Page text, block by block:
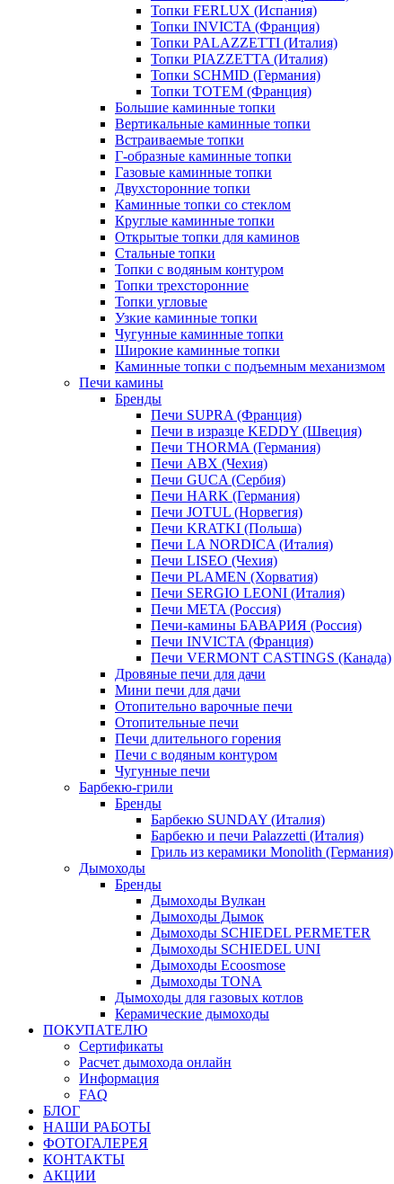
Топки FERLUX (Испания)
Топки INVICTA (Франция)
Топки PALAZZETTI (Италия)
Топки PIAZZETTA (Италия)
Топки SCHMID (Германия)
Топки TOTEM (Франция)
Большие каминные топки
Вертикальные каминные топки
Встраиваемые топки
Г-образные каминные топки
Газовые каминные топки
Двухсторонние топки
Каминные топки со стеклом
Круглые каминные топки
Открытые топки для каминов
Стальные топки
Топки с водяным контуром
Топки трехсторонние
Топки угловые
Узкие каминные топки
Чугунные каминные топки
Широкие каминные топки
Каминные топки с подъемным механизмом
Печи камины
Бренды
Печи SUPRA (Франция)
Печи в изразце KEDDY (Швеция)
Печи THORMA (Германия)
Печи ABX (Чехия)
Печи GUCA (Сербия)
Печи HARK (Германия)
Печи JOTUL (Норвегия)
Печи KRATKI (Польша)
Печи LA NORDICA (Италия)
Печи LISEO (Чехия)
Печи PLAMEN (Хорватия)
Печи SERGIO LEONI (Италия)
Печи META (Россия)
Печи-камины БАВАРИЯ (Россия)
Печи INVICTA (Франция)
Печи VERMONT CASTINGS (Канада)
Дровяные печи для дачи
Мини печи для дачи
Отопительно варочные печи
Отопительные печи
Печи длительного горения
Печи с водяным контуром
Чугунные печи
Барбекю-грили
Бренды
Барбекю SUNDAY (Италия)
Барбекю и печи Palazzetti (Италия)
Гриль из керамики Monolith (Германия)
Дымоходы
Бренды
Дымоходы Вулкан
Дымоходы Дымок
Дымоходы SCHIEDEL PERMETER
Дымоходы SCHIEDEL UNI
Дымоходы Ecoosmose
Дымоходы TONA
Дымоходы для газовых котлов
Керамические дымоходы
ПОКУПАТЕЛЮ
Сертификаты
Расчет дымохода онлайн
Информация
FAQ
БЛОГ
НАШИ РАБОТЫ
ФОТОГАЛЕРЕЯ
КОНТАКТЫ
АКЦИИ